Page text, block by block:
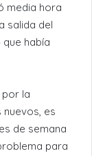
media hora
salida del
había
la
es
de semana
para